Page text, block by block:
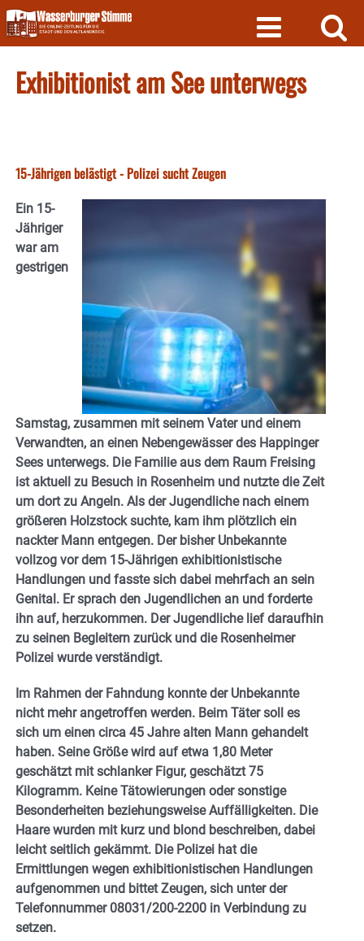
Skip
to
content
Exhibitionist am See unterwegs
15-Jährigen belästigt - Polizei sucht Zeugen
Ein 15-
Jähriger
war am
gestrigen
Samstag, zusammen mit seinem Vater und einem
Verwandten, an einen Nebengewässer des Happinger
Sees unterwegs. Die Familie aus dem Raum Freising
ist aktuell zu Besuch in Rosenheim und nutzte die Zeit
um dort zu Angeln. Als der Jugendliche nach einem
größeren Holzstock suchte, kam ihm plötzlich ein
nackter Mann entgegen. Der bisher Unbekannte
vollzog vor dem 15-Jährigen exhibitionistische
Handlungen und fasste sich dabei mehrfach an sein
Genital. Er sprach den Jugendlichen an und forderte
ihn auf, herzukommen. Der Jugendliche lief daraufhin
zu seinen Begleitern zurück und die Rosenheimer
Polizei wurde verständigt.
Im Rahmen der Fahndung konnte der Unbekannte
nicht mehr angetroffen werden. Beim Täter soll es
sich um einen circa 45 Jahre alten Mann gehandelt
haben. Seine Größe wird auf etwa 1,80 Meter
geschätzt mit schlanker Figur, geschätzt 75
Kilogramm. Keine Tätowierungen oder sonstige
Besonderheiten beziehungsweise Auffälligkeiten. Die
Haare wurden mit kurz und blond beschreiben, dabei
leicht seitlich gekämmt. Die Polizei hat die
Ermittlungen wegen exhibitionistischen Handlungen
aufgenommen und bittet Zeugen, sich unter der
Telefonnummer 08031/200-2200 in Verbindung zu
setzen.